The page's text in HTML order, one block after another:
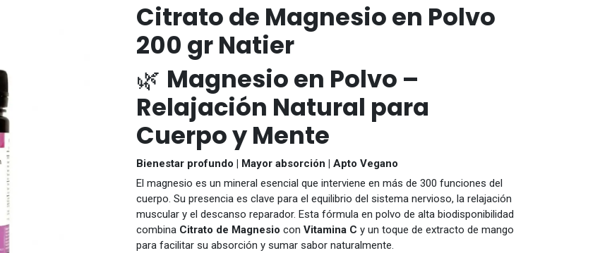
Citrato de Magnesio en Polvo
200 gr Natier
🌿 Magnesio en Polvo –
Relajación Natural para
Cuerpo y Mente
Bienestar profundo | Mayor absorción | Apto Vegano
El magnesio es un mineral esencial que interviene en más de 300 funciones del
cuerpo. Su presencia es clave para el equilibrio del sistema nervioso, la relajación
muscular y el descanso reparador. Esta fórmula en polvo de alta biodisponibilidad
combina Citrato de Magnesio con Vitamina C y un toque de extracto de mango
para facilitar su absorción y sumar sabor naturalmente.